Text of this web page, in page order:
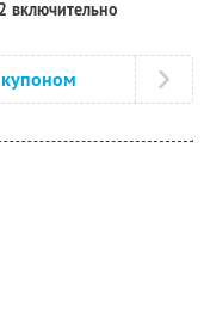
включительно
купоном